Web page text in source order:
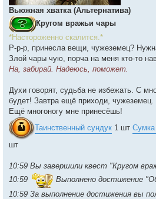
Вьюжная хватка (Альтернатива)
Кругом вражьи чары
*Настороженно скалится.*
Р-р-р, принесла вещи, чужеземец?
Злой чары чую, порча на меня кто-то
На, забирай. Надеюсь, поможет.
Духи говорят, судьба не избежать. С
будет! Завтра ещё приходи, чужеземец.
Ещё многоногу мне принесёшь!
Таинственный сундук 1 шт Сумка
шт
10:59 Вы завершили квест "Кругом
10:59
Выполнено достижение
10:59 За выполнение достижения вы